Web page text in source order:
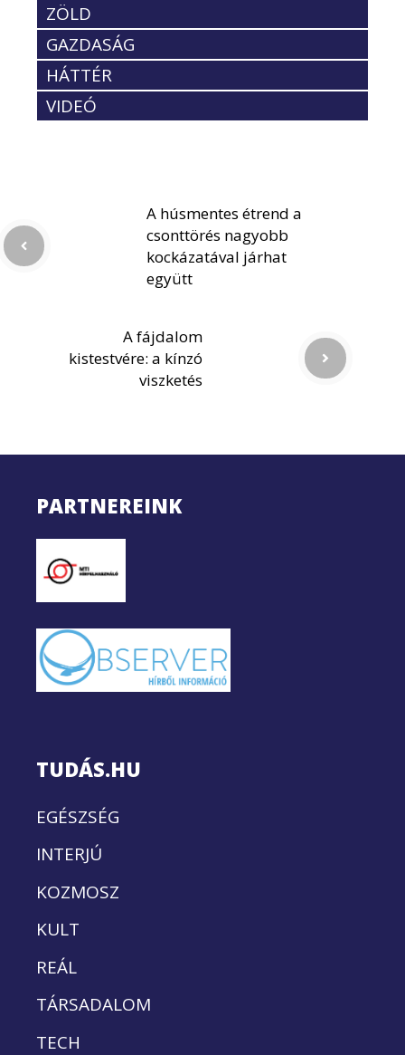
ZÖLD
GAZDASÁG
HÁTTÉR
VIDEÓ
A húsmentes étrend a
csonttörés nagyobb
kockázatával járhat
együtt
A fájdalom
kistestvére: a kínzó
viszketés
PARTNEREINK
TUDÁS.HU
EGÉSZSÉG
INTERJÚ
KOZMOSZ
KULT
REÁL
TÁRSADALOM
TECH